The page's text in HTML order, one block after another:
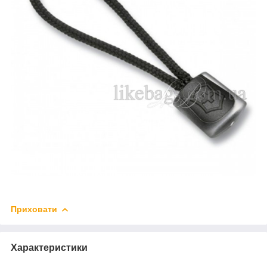
Приховати
Характеристики